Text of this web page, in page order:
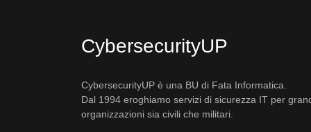
CybersecurityUP
CybersecurityUP è una BU di Fata Informatica.
Dal 1994 eroghiamo servizi di sicurezza IT per
organizzazioni sia civili che militari.